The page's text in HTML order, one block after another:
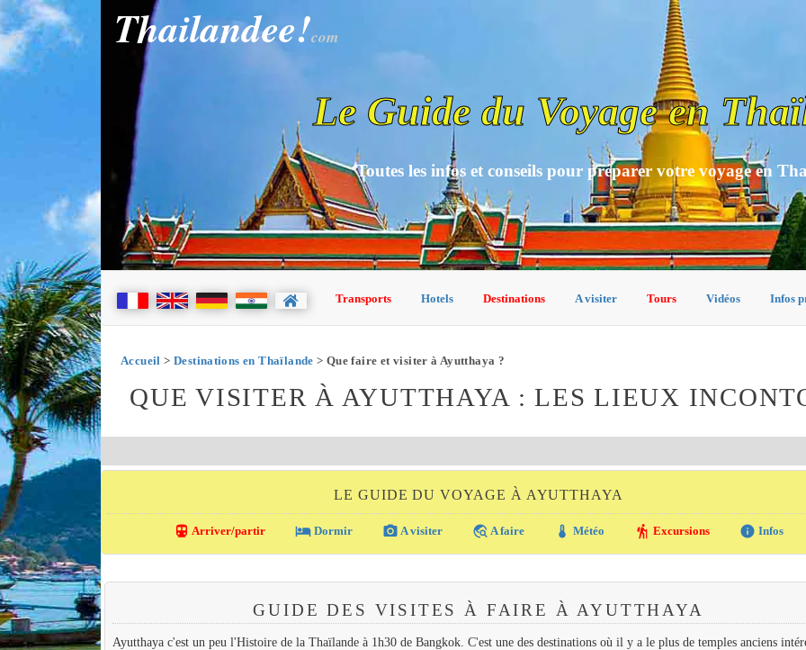
Thailandee!com
Le Guide du Voyage en
Toutes les infos et conseils pour préparer votre voyage en
Transports Hotels Destinations A visiter Tours Vidéos Infos
Accueil > Destinations en Thaïlande > Que faire et visiter à Ayutthaya ?
QUE VISITER À AYUTTHAYA : LES LIEUX
LE GUIDE DU VOYAGE À AYUTTHAYA
directions_transit Arriver/partir local_hotel Dormir photo_camera A visiter travel_explore A faire thermostat Météo hiking Excursions info Infos
GUIDE DES VISITES À FAIRE À AYUTTHAYA
Ayutthaya c'est un peu l'Histoire de la Thaïlande à 1h30 de Bangkok. C'est une des destinations où il y a le plus de temples anciens